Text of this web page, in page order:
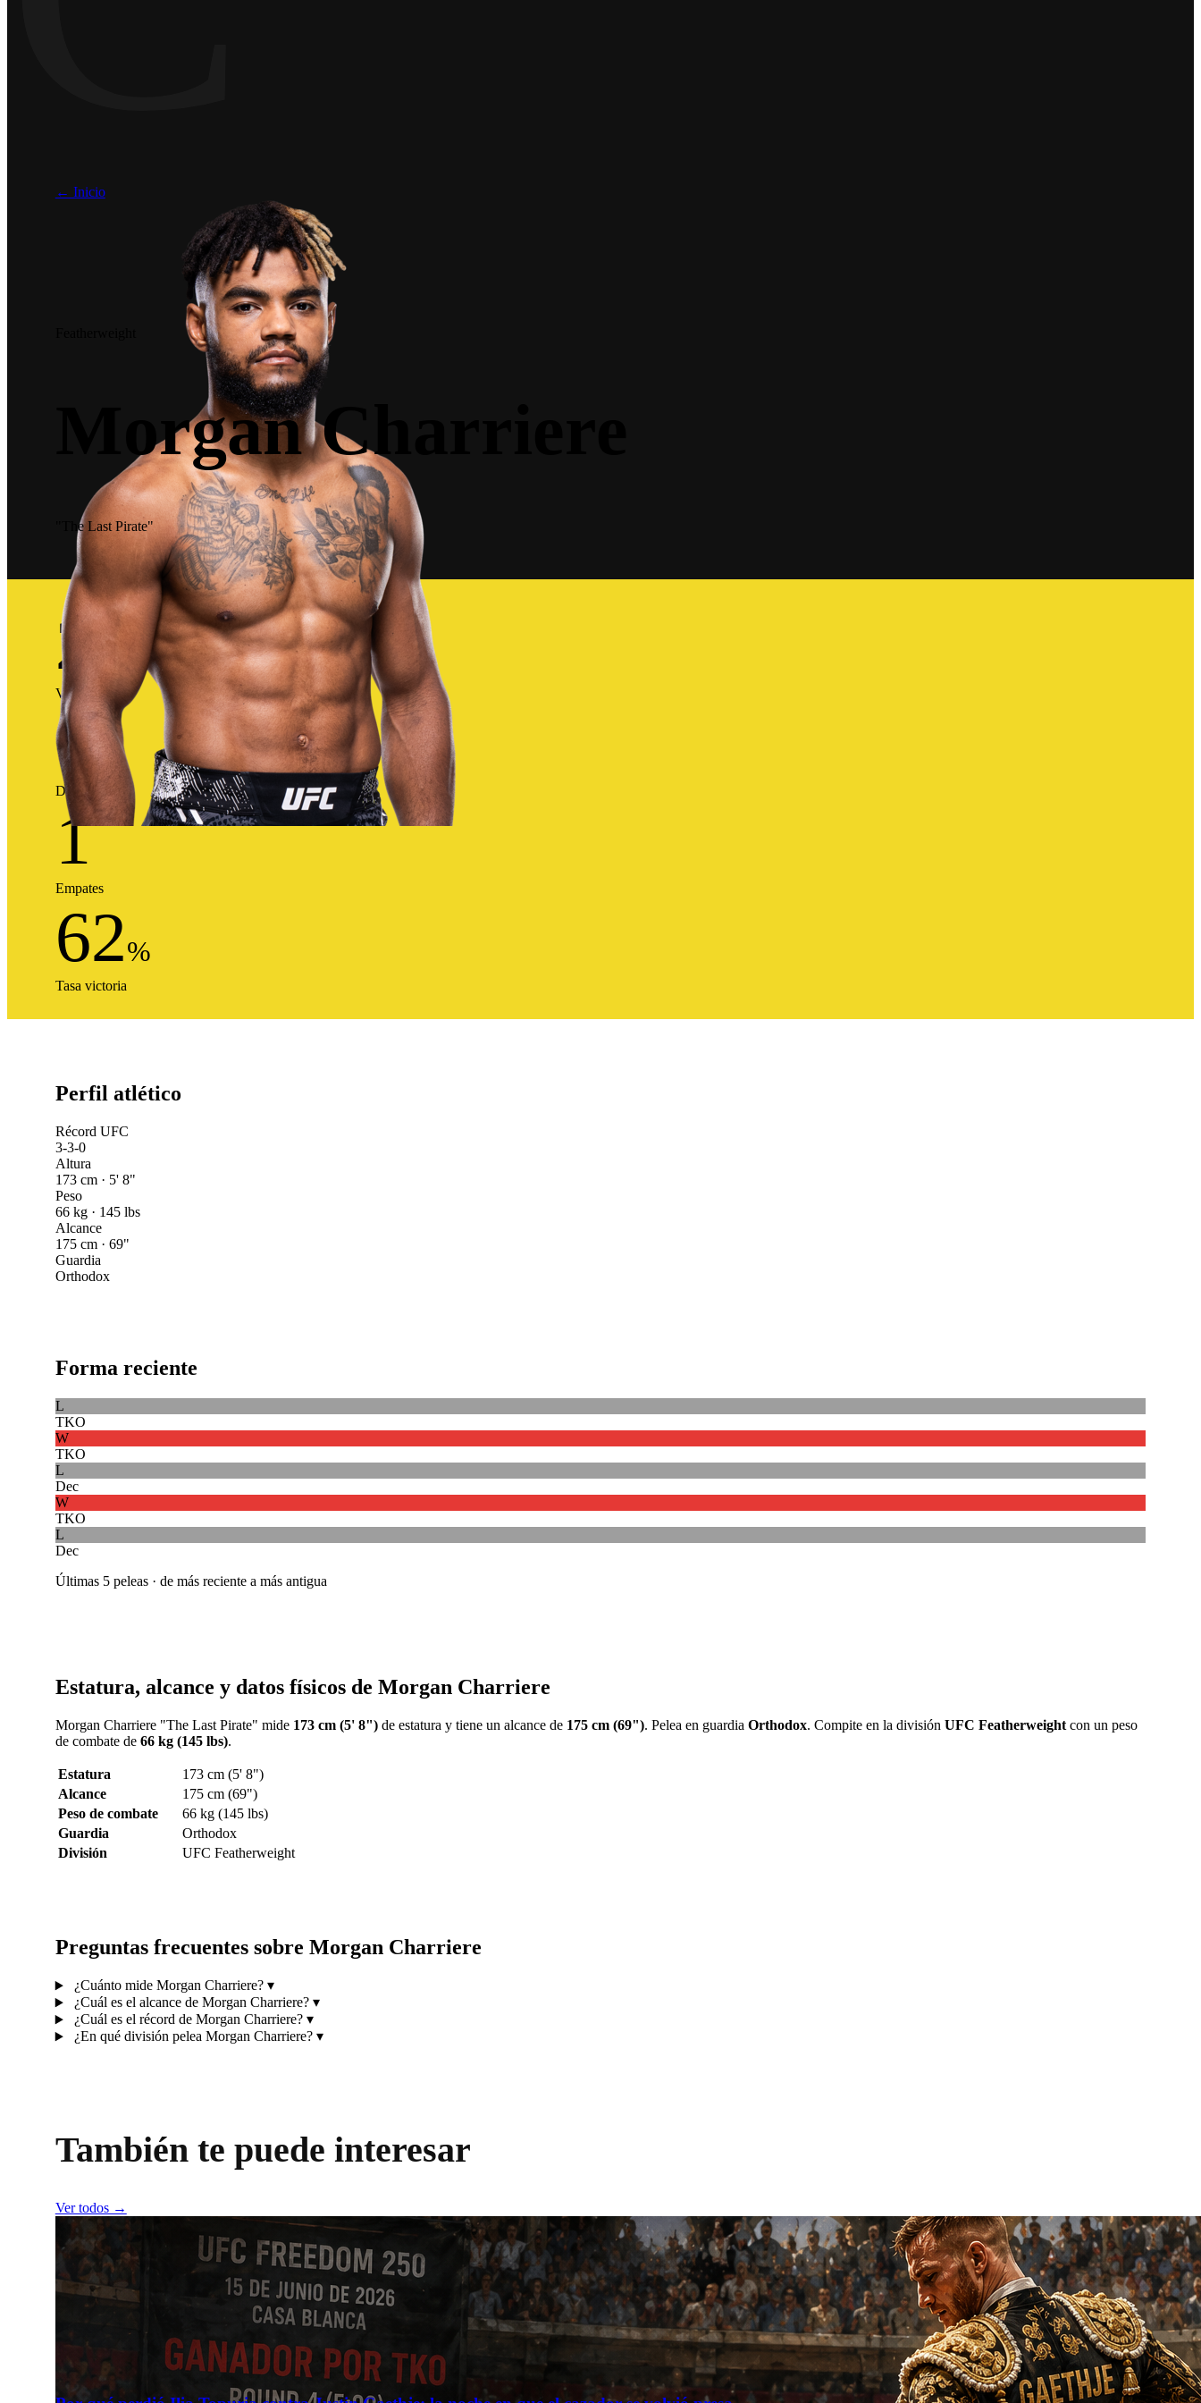
← Inicio
Morgan Charriere
"The Last Pirate"
21
Victorias
12
Derrotas
1
Empates
62%
Tasa victoria
Perfil atlético
Récord UFC
3-3-0
Altura
173 cm · 5' 8"
Peso
66 kg · 145 lbs
Alcance
175 cm · 69"
Guardia
Orthodox
Forma reciente
L
TKO
W
TKO
L
Dec
W
TKO
L
Dec
Últimas 5 peleas · de más reciente a más antigua
Estatura, alcance y datos físicos de Morgan Charriere
Morgan Charriere "The Last Pirate" mide 173 cm (5' 8")de estatura y tiene un alcance de 175 cm (69"). Pelea en guardia Orthodox. Compite en la división UFC Featherweightcon un peso
de combate de 66 kg (145 lbs).
Estatura
173 cm (5' 8")
Alcance
175 cm (69")
Peso de combate
66 kg (145 lbs)
Guardia
Orthodox
División
UFC Featherweight
Preguntas frecuentes sobre Morgan Charriere
¿Cuánto mide Morgan Charriere? ▾
¿Cuál es el alcance de Morgan Charriere? ▾
¿Cuál es el récord de Morgan Charriere? ▾
¿En qué división pelea Morgan Charriere? ▾
También te puede interesar
Ver todos →